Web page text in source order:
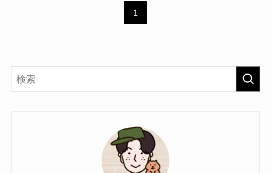
1